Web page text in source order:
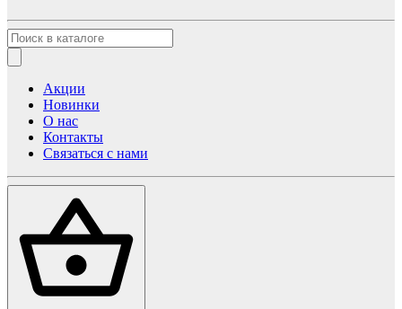
Акции
Новинки
О нас
Контакты
Связаться с нами